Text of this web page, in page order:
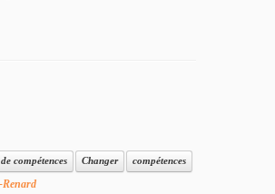
compétences Changer compétences
Renard